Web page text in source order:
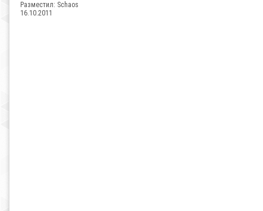
Разместил: Schaos
16.10.2011